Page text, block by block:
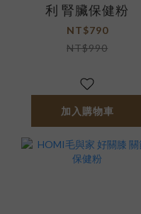
利 腎臟保健粉
NT$790
NT$990
加入購物車